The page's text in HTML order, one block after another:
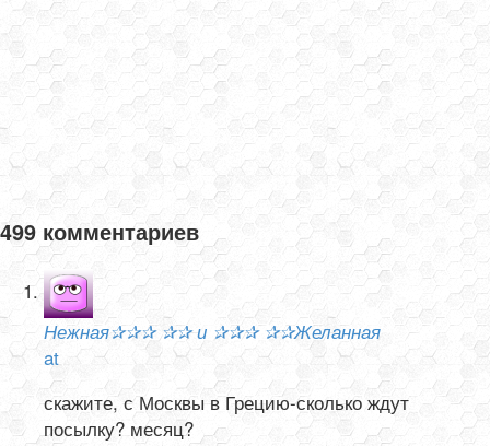
499 комментариев
Нежная✰✰✰ ✰✰ и ✰✰✰ ✰✰Желанная
at
скажите, с Москвы в Грецию-сколько ждут
посылку? месяц?